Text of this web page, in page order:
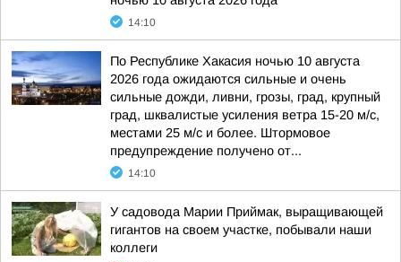
14:10
По Республике Хакасия ночью 10 августа
2026 года ожидаются сильные и очень
сильные дожди, ливни, грозы, град, крупный
град, шквалистые усиления ветра 15-20 м/с,
местами 25 м/с и более. Штормовое
предупреждение получено от...
14:10
У садовода Марии Приймак, выращивающей
гигантов на своем участке, побывали наши
коллеги